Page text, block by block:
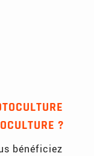
?
bénéficiez